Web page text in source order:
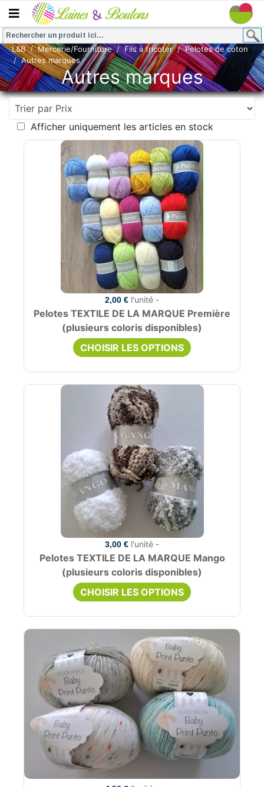
L&B Mercerie/Fourniture Fils à tricoter
Pelotes de coton
Autres marques
Autres marques
Afficher uniquement les articles en stock
2,00 € l'unité -
Pelotes TEXTILE DE LA MARQUE Première
(plusieurs coloris disponibles)
CHOISIR LES OPTIONS
3,00 € l'unité -
Pelotes TEXTILE DE LA MARQUE Mango
(plusieurs coloris disponibles)
CHOISIR LES OPTIONS